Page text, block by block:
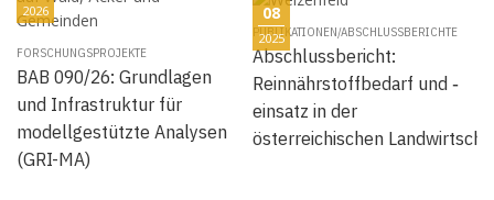
2026
FORSCHUNGSPROJEKTE
BAB 090/26: Grundlagen
und Infrastruktur für
modellgestützte Analysen
(GRI-MA)
08
2025
PUBLIKATIONEN/ABSCHLUSSBERICHTE
Abschlussbericht:
Reinnährstoffbedarf und ‐
einsatz in der
österreichischen